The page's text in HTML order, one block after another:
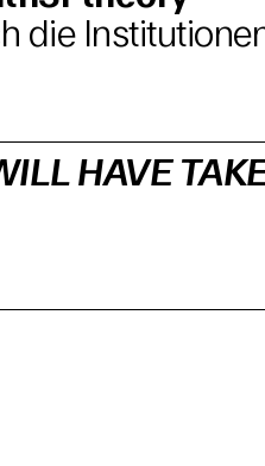
die
HAVE